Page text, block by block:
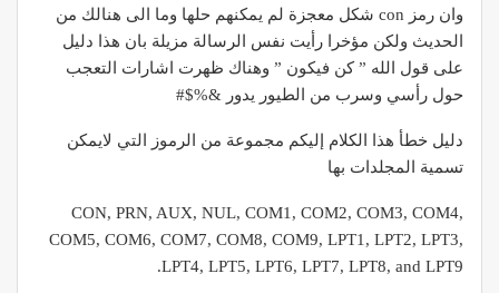
وان رمز con شكل معجزة لم يمكنهم حلها وما الى هنالك من
الحديث ولكن مؤخرا رأيت نفس الرسالة مزيلة بان هذا دليل
على قول الله ” كن فيكون ” وهناك ظهرت اشارات التعجب
حول رأسي وسرب من الطيور يدور &%$#
دليل خطأ هذا الكلام إليكم مجموعة من الرموز التي لايمكن
تسمية المجلدات بها
CON, PRN, AUX, NUL, COM1, COM2, COM3, COM4,
COM5, COM6, COM7, COM8, COM9, LPT1, LPT2, LPT3,
LPT4, LPT5, LPT6, LPT7, LPT8, and LPT9.